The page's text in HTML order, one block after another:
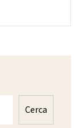
Cerca